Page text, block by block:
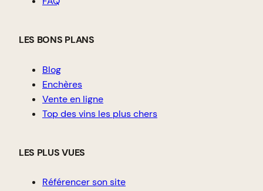
LES BONS PLANS
Blog
Enchères
Vente en ligne
Top des vins les plus chers
LES PLUS VUES
Référencer son site